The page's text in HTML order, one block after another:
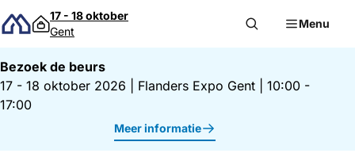
Direct naar inhoud
17 - 18 oktober
Gent
Menu
Bezoek de beurs
17 - 18 oktober 2026
Flanders Expo Gent
10:00 -
17:00
Meer informatie